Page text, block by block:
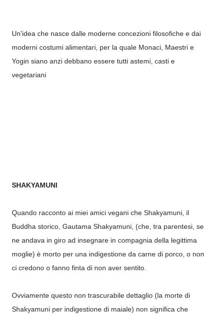
Un'idea che nasce dalle moderne concezioni filosofiche e dai
moderni costumi alimentari, per la quale Monaci, Maestri e
Yogin siano anzi debbano essere tutti astemi, casti e
vegetariani
SHAKYAMUNI
Quando racconto ai miei amici vegani che Shakyamuni, il
Buddha storico, Gautama Shakyamuni, (che, tra parentesi, se
ne andava in giro ad insegnare in compagnia della legittima
moglie) è morto per una indigestione da carne di porco, o non
ci credono o fanno finta di non aver sentito.
Ovviamente questo non trascurabile dettaglio (la morte di
Shakyamuni per indigestione di maiale) non significa che